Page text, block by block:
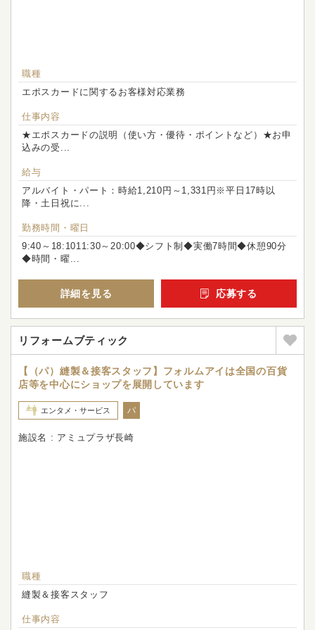
職種
エポスカードに関するお客様対応業務
仕事内容
★エポスカードの説明（使い方・優待・ポイントなど）★お申
込みの受...
給与
アルバイト・パート：時給1,210円～1,331円※平日17時以
降・土日祝に...
勤務時間・曜日
9:40～18:1011:30～20:00◆シフト制◆実働7時間◆休憩90分
◆時間・曜...
詳細を見る 応募する
リフォームブティック
【（パ）縫製＆接客スタッフ】フォルムアイは全国の百貨
店等を中心にショップを展開しています
エンタメ・サービス パ
施設名 : アミュプラザ長崎
職種
縫製＆接客スタッフ
仕事内容